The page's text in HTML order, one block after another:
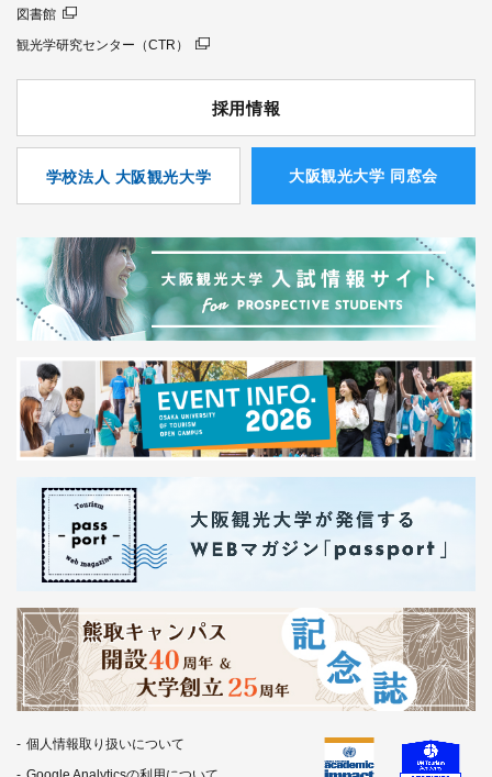
図書館
観光学研究センター（CTR）
採用情報
学校法人 大阪観光大学 ⼤阪観光⼤学 同窓会
個人情報取り扱いについて